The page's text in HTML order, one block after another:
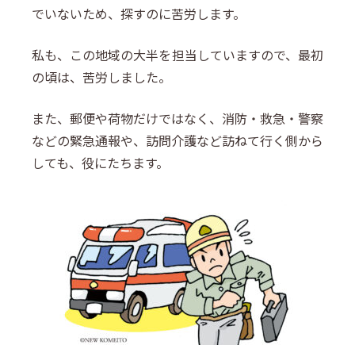
でいないため、探すのに苦労します。
私も、この地域の大半を担当していますので、最初
の頃は、苦労しました。
また、郵便や荷物だけではなく、消防・救急・警察
などの緊急通報や、訪問介護など訪ねて行く側から
しても、役にたちます。